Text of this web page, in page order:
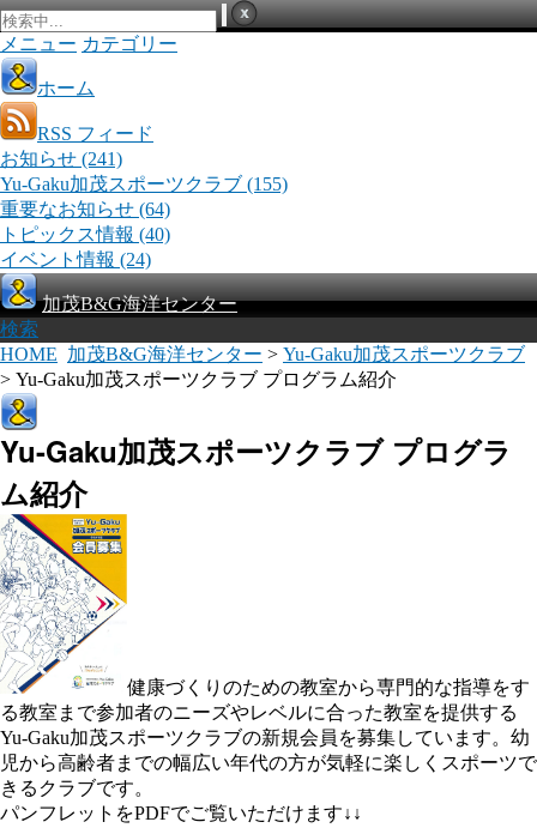
メニュー カテゴリー
ホーム
RSS フィード
お知らせ (241)
Yu-Gaku加茂スポーツクラブ (155)
重要なお知らせ (64)
トピックス情報 (40)
イベント情報 (24)
加茂B&G海洋センター
検索
HOME 加茂B&G海洋センター > Yu-Gaku加茂スポーツクラブ
> Yu-Gaku加茂スポーツクラブ プログラム紹介
Yu-Gaku加茂スポーツクラブ プログラ
ム紹介
健康づくりのための教室から専門的な指導をす
る教室まで参加者のニーズやレベルに合った教室を提供する
Yu-Gaku加茂スポーツクラブの新規会員を募集しています。幼
児から高齢者までの幅広い年代の方が気軽に楽しくスポーツで
きるクラブです。
パンフレットをPDFでご覧いただけます↓↓